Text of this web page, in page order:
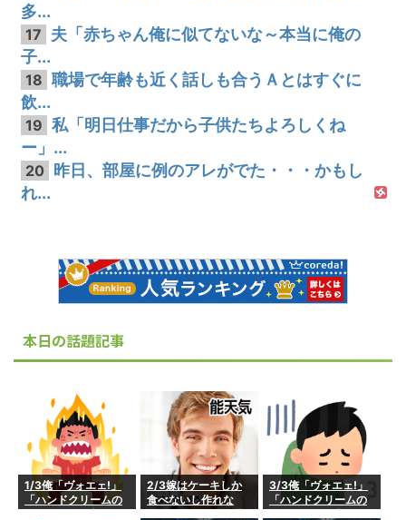
多...
17 夫「赤ちゃん俺に似てないな～本当に俺の
子...
18 職場で年齢も近く話しも合うＡとはすぐに
飲...
19 私「明日仕事だから子供たちよろしくね
ー」...
20
昨日、部屋に例のアレがでた・・・かもし
れ...
本日の話題記事
1/3俺「ヴォエェ!」
「ハンドクリームの
2/3嫁はケーキしか
食べないし作れな
3/3俺「ヴォエェ!」
「ハンドクリームの